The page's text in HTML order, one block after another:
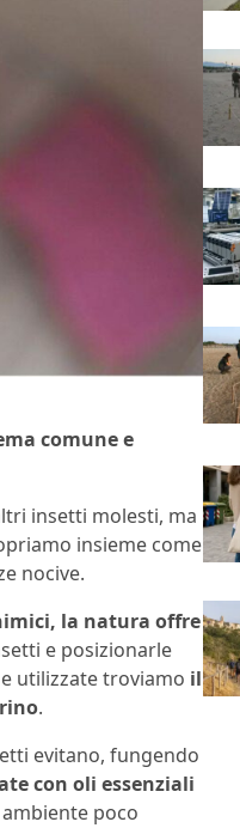
comune e
insetti molesti, ma
insieme come
nocive.
la natura offre
e posizionarle
utilizzate troviamo il
.
evitano, fungendo
con oli essenziali
poco